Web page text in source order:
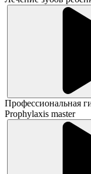
Профессиональная
Prophylaxis master